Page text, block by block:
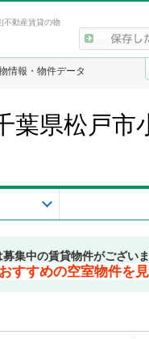
不動産賃貸の物
情報・物件データ
葉県松戸市
集中の賃貸物件がございま
すすめの空室物件を